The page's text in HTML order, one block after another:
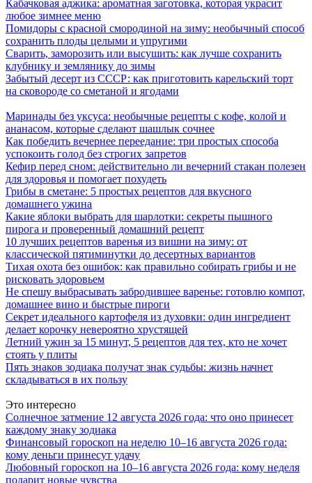
Кабачковая аджика: ароматная заготовка, которая украсит
любое зимнее меню
Помидоры с красной смородиной на зиму: необычный способ
сохранить плоды целыми и упругими
Сварить, заморозить или высушить: как лучше сохранить
клубнику и землянику до зимы
Забытый десерт из СССР: как приготовить карельский торт
на сковороде со сметаной и ягодами
Маринады без уксуса: необычные рецепты с кофе, колой и
ананасом, которые сделают шашлык сочнее
Как победить вечернее переедание: три простых способа
успокоить голод без строгих запретов
Кефир перед сном: действительно ли вечерний стакан полезен
для здоровья и помогает похудеть
Грибы в сметане: 5 простых рецептов для вкусного
домашнего ужина
Какие яблоки выбрать для шарлотки: секреты пышного
пирога и проверенный домашний рецепт
10 лучших рецептов варенья из вишни на зиму: от
классической пятиминутки до десертных вариантов
Тихая охота без ошибок: как правильно собирать грибы и не
рисковать здоровьем
Не спешу выбрасывать забродившее варенье: готовлю компот,
домашнее вино и быстрые пироги
Секрет идеального картофеля из духовки: один ингредиент
делает корочку невероятно хрустящей
Летний ужин за 15 минут, 5 рецептов для тех, кто не хочет
стоять у плиты
Пять знаков зодиака получат знак судьбы: жизнь начнет
складываться в их пользу
Это интересно
Солнечное затмение 12 августа 2026 года: что оно принесет
каждому знаку зодиака
Финансовый гороскоп на неделю 10–16 августа 2026 года:
кому деньги принесут удачу
Любовный гороскоп на 10–16 августа 2026 года: кому неделя
подарит новые чувства